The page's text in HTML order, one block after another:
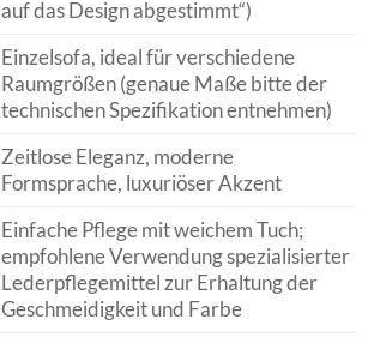
auf das Design abgestimmt“)
Einzelsofa, ideal für verschiedene
Raumgrößen (genaue Maße bitte der
technischen Spezifikation entnehmen)
Zeitlose Eleganz, moderne
Formsprache, luxuriöser Akzent
Einfache Pflege mit weichem Tuch;
empfohlene Verwendung spezialisierter
Lederpflegemittel zur Erhaltung der
Geschmeidigkeit und Farbe